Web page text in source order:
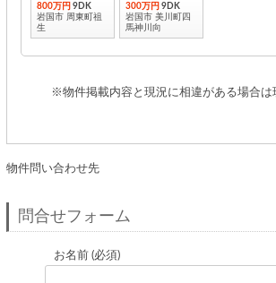
800万円 9DK
岩国市 周東町祖
生
300万円 9DK
岩国市 美川町四
馬神川向
※物件掲載内容と現況に相違がある場合は
物件問い合わせ先
問合せフォーム
お名前 (必須)